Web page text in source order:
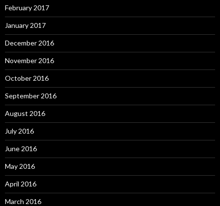
February 2017
January 2017
December 2016
November 2016
October 2016
September 2016
August 2016
July 2016
June 2016
May 2016
April 2016
March 2016